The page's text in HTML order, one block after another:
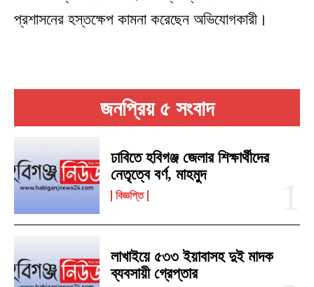
জনপ্রিয় ৫ সংবাদ
ঢাবিতে হবিগঞ্জ জেলার শিক্ষার্থীদের
নেতৃত্বে বর্ণ, মাহমুদ
বিজ্ঞপ্তি
লাখাইয়ে ৫৩৩ ইয়াবাসহ দুই মাদক
ব্যবসায়ী গ্রেপ্তার
প্রশাসনের হস্তক্ষেপ কামনা করেছেন অভিযোগকারী।